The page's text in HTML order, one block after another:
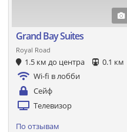
Grand Bay Suites
Royal Road
1.5 км до центра 0.1 км
Wi-fi в лобби
Сейф
Телевизор
По отзывам